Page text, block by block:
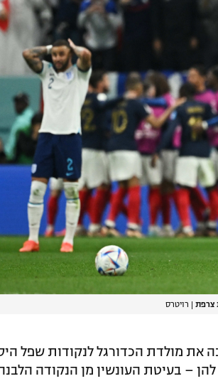
צרפת | רויטרס
את מולדת הכדורגל לנקודות שפל
– בעיטת העונשין מן הנקודה